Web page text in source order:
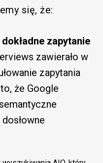
się, że:
zapytanie
zawierało w
zapytania
że Google